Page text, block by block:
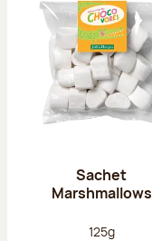
Sachet
Marshmallows
Poids net :
125g